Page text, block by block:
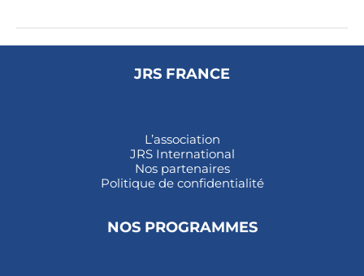
JRS FRANCE
L’association
JRS International
Nos partenaires
Politique de confidentialité
NOS PROGRAMMES